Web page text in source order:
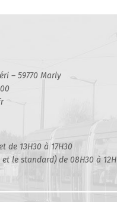
– 59770 Marly
de 13H30 à 17H30
le standard) de 08H30 à 12H